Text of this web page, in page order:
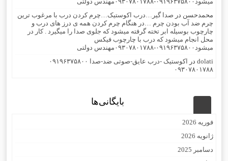
محمدحسن در صدا گیر…درب اکوستیک…چرم کردن درب با مرغوب ترین
چرم ضد آب بودن چرم …در هنگام چرم کردن همه ی درز های درب و
چارچوب بوسیله ابر تخته گرفته میشود که جلوی صدا را میگیرد . کار در
محل انجام میشود که درب با چارچوب فیکس
میشود۰۹۱۹۶۳۷۵۸۰۰-۰۹۳۰۷۸۰۱۷۸۸مهندس دولتی
dolati در
اکوستیک -درب عایق-صوتی ضد-صدا ۰۹۱۹۶۳۷۵۸۰۰
۰۹۳۰۷۸۰۱۷۸۸
بایگانی‌ها
فوریه 2026
ژانویه 2026
دسامبر 2025